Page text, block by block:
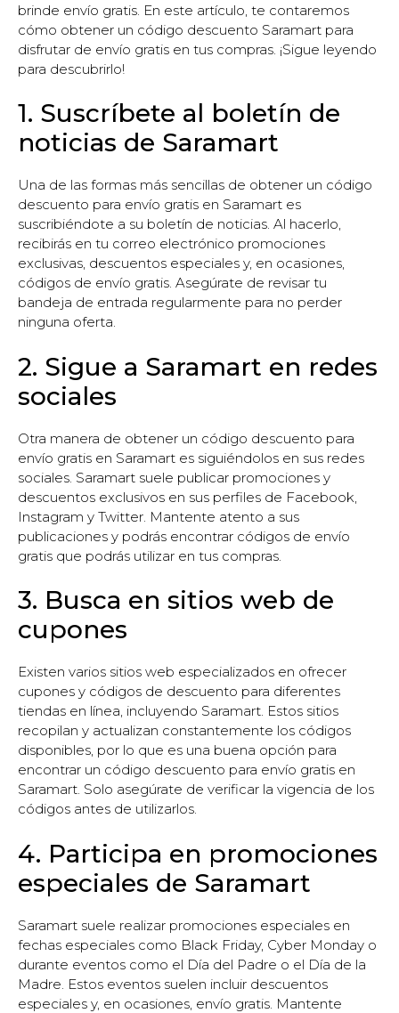
brinde envío gratis. En este artículo, te contaremos
cómo obtener un código descuento Saramart para
disfrutar de envío gratis en tus compras. ¡Sigue leyendo
para descubrirlo!
1. Suscríbete al boletín de
noticias de Saramart
Una de las formas más sencillas de obtener un código
descuento para envío gratis en Saramart es
suscribiéndote a su boletín de noticias. Al hacerlo,
recibirás en tu correo electrónico promociones
exclusivas, descuentos especiales y, en ocasiones,
códigos de envío gratis. Asegúrate de revisar tu
bandeja de entrada regularmente para no perder
ninguna oferta.
2. Sigue a Saramart en redes
sociales
Otra manera de obtener un código descuento para
envío gratis en Saramart es siguiéndolos en sus redes
sociales. Saramart suele publicar promociones y
descuentos exclusivos en sus perfiles de Facebook,
Instagram y Twitter. Mantente atento a sus
publicaciones y podrás encontrar códigos de envío
gratis que podrás utilizar en tus compras.
3. Busca en sitios web de
cupones
Existen varios sitios web especializados en ofrecer
cupones y códigos de descuento para diferentes
tiendas en línea, incluyendo Saramart. Estos sitios
recopilan y actualizan constantemente los códigos
disponibles, por lo que es una buena opción para
encontrar un código descuento para envío gratis en
Saramart. Solo asegúrate de verificar la vigencia de los
códigos antes de utilizarlos.
4. Participa en promociones
especiales de Saramart
Saramart suele realizar promociones especiales en
fechas especiales como Black Friday, Cyber Monday o
durante eventos como el Día del Padre o el Día de la
Madre. Estos eventos suelen incluir descuentos
especiales y, en ocasiones, envío gratis. Mantente